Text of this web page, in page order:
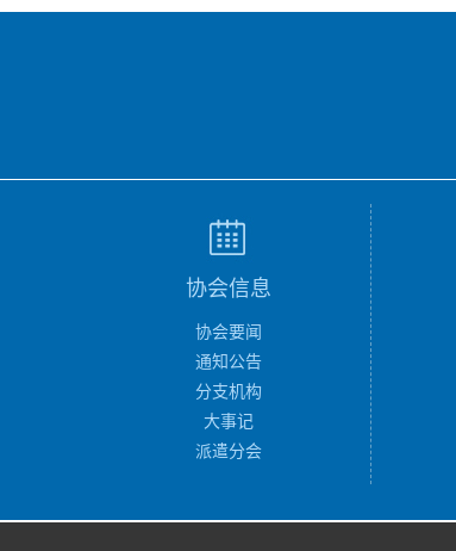
协会信息
协会要闻
通知公告
分支机构
大事记
派遣分会